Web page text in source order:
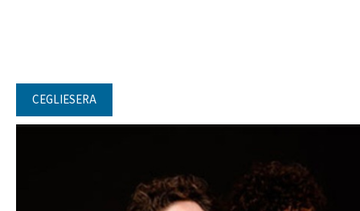
CEGLIESERA